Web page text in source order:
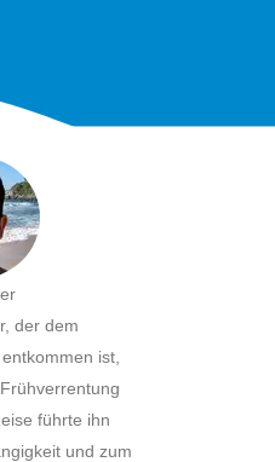
der dem
ist,
führte ihn
und zum